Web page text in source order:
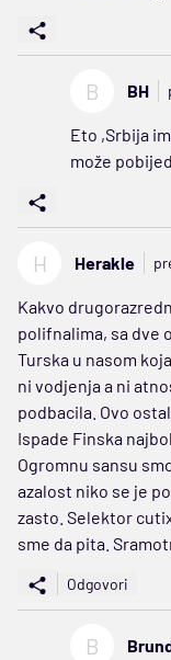
B BH
Eto ,Srbija
može
H Herakle
Kakvo
polifnalima, sa dve
Turska u nasom
ni vodjenja a ni
podbacila. Ovo
Ispade Finska
Ogromnu sansu
azalost niko se je
zasto. Selektor
sme da pita.
Odgovori
B